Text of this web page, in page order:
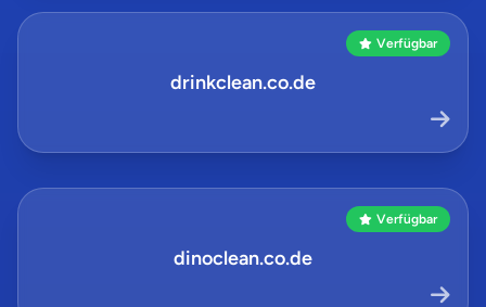
Verfügbar
drinkclean.co.de
Verfügbar
dinoclean.co.de